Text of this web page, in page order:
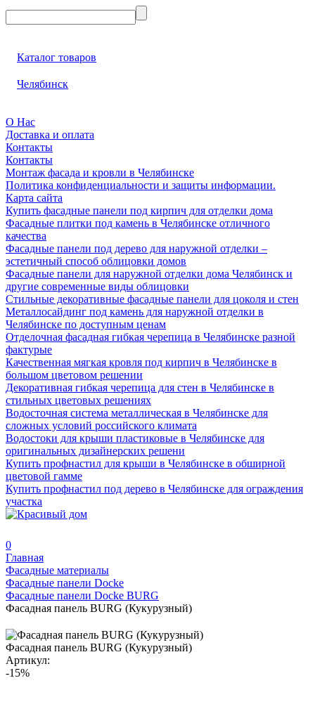
Каталог товаров
Челябинск
О Нас
Доставка и оплата
Контакты
Контакты
Монтаж фасада и кровли в Челябинске
Политика конфиденциальности и защиты информации.
Карта сайта
Купить фасадные панели под кирпич для отделки дома
Фасадные плитки под камень в Челябинске отличного
качества
Фасадные панели под дерево для наружной отделки –
эстетичный способ облицовки домов
Фасадные панели для наружной отделки дома Челябинск и
другие современные виды облицовки
Стильные декоративные фасадные панели для цоколя и стен
Металлосайдинг под камень для наружной отделки в
Челябинске по доступным ценам
Отделочная фасадная гибкая черепица в Челябинске разной
фактурые
Качественная мягкая кровля под кирпич в Челябинске в
большом цветовом решении
Декоративная гибкая черепица для стен в Челябинске в
стильных цветовых решениях
Водосточная система металлическая в Челябинске для
сложных условий российского климата
Водостоки для крыши пластиковые в Челябинске для
оригинальных дизайнерских решени
Купить профнастил для крыши в Челябинске в обширной
цветовой гамме
Купить профнастил под дерево в Челябинске для ограждения
участка
0
Главная
Фасадные материалы
Фасадные панели Docke
Фасадные панели Docke BURG
Фасадная панель BURG (Кукурузный)
Фасадная панель BURG (Кукурузный)
Артикул:
-15%